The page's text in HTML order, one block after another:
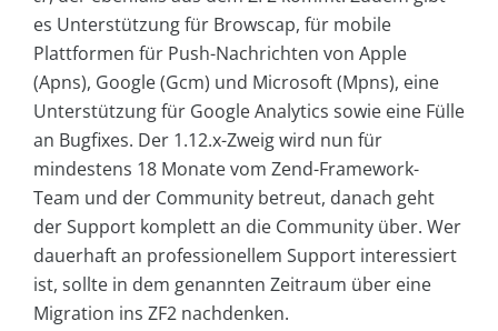
es Unterstützung für Browscap, für mobile
Plattformen für Push-Nachrichten von ­Apple
(Apns), Google (Gcm) und Microsoft (Mpns), eine
Unterstützung für Google Analytics sowie eine Fülle
an Bugfixes. Der 1.12.x-Zweig wird nun für
mindestens 18 Monate vom Zend-Framework-
Team und der Community betreut, danach geht
der Support komplett an die Community über. Wer
dauerhaft an professionellem Support interessiert
ist, sollte in dem genannten Zeitraum über eine
Migration ins ZF2 nachdenken.